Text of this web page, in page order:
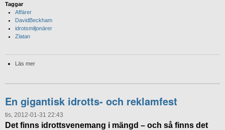
Taggar
Affärer
DavidBeckham
idrotsmiljonärer
Zlatan
Läs mer
En gigantisk idrotts- och reklamfest
tis, 2012-01-31 22:43
Det finns idrottsvenemang i mängd – och så finns det